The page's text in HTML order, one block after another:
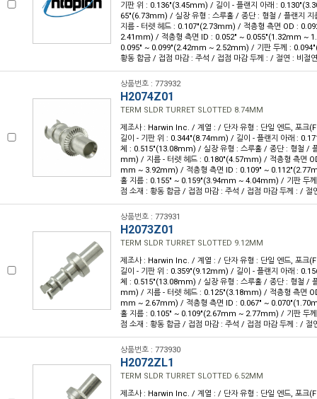
기판 위 : 0.136"(3.45mm) / 길이 - 플랜지 아래 :
65"(6.73mm) / 실장 유형 : 스루홀 / 종단 : 형철 / 플랜지
지름 - 터렛 헤드 : 0.107"(2.73mm) / 적층형 측면 OD :
2.41mm) / 적층형 측면 ID : 0.052" ~ 0.055"(1.32mm ~
0.095" ~ 0.099"(2.42mm ~ 2.52mm) / 기판 두께 :
황동 합금 / 접점 마감 : 주석 / 접점 마감 두께 : / 절연 : 비절연
상품번호 : 773932
H2074Z01
TERM SLDR TURRET SLOTTED 8.74MM
제조사 : Harwin Inc. / 계열 : / 단자 유형 : 단일 엔드, 포크
길이 - 기판 위 : 0.344"(8.74mm) / 길이 - 플랜지 아래 :
체 : 0.515"(13.08mm) / 실장 유형 : 스루홀 / 종단 : 형철 /
mm) / 지름 - 터렛 헤드 : 0.180"(4.57mm) / 적층형 측면
mm ~ 3.92mm) / 적층형 측면 ID : 0.109" ~
홀 지름 : 0.155" ~ 0.159"(3.94mm ~ 4.04mm) / 기판 두
점 소재 : 황동 합금 / 접점 마감 : 주석 / 접점 마감 두께 : / 절
상품번호 : 773931
H2073Z01
TERM SLDR TURRET SLOTTED 9.12MM
제조사 : Harwin Inc. / 계열 : / 단자 유형 : 단일 엔드, 포크
길이 - 기판 위 : 0.359"(9.12mm) / 길이 - 플랜지 아래 :
체 : 0.515"(13.08mm) / 실장 유형 : 스루홀 / 종단 : 형철 /
mm) / 지름 - 터렛 헤드 : 0.125"(3.18mm) / 적층형 측면
mm ~ 2.67mm) / 적층형 측면 ID : 0.067" ~
홀 지름 : 0.105" ~ 0.109"(2.67mm ~ 2.77mm) / 기판 두
점 소재 : 황동 합금 / 접점 마감 : 주석 / 접점 마감 두께 : / 절
상품번호 : 773930
H2072ZL1
TERM SLDR TURRET SLOTTED 6.52MM
제조사 : Harwin Inc. / 계열 : / 단자 유형 : 단일 엔드, 포크